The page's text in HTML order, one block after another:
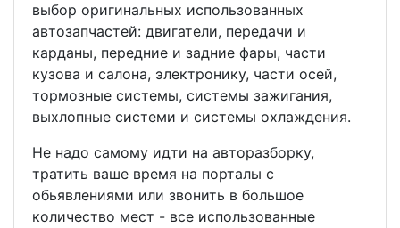
выбор оригинальных использованных
автозапчастей: двигатели, передачи и
карданы, передние и задние фары, части
кузова и салона, электронику, части осей,
тормозные системы, системы зажигания,
выхлопные системи и системы охлаждения.
Не надо самому идти на авторазборку,
тратить ваше время на порталы с
обьявлениями или звонить в большое
количество мест - все использованные